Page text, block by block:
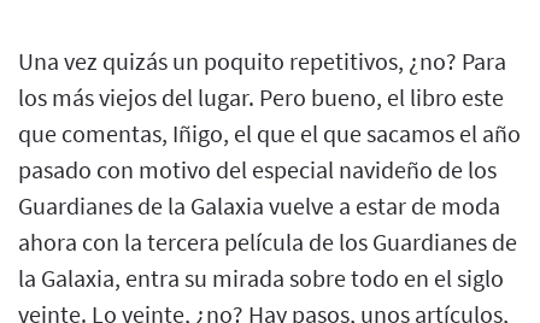
Una vez quizás un poquito repetitivos, ¿no? Para
los más viejos del lugar. Pero bueno, el libro este
que comentas, Iñigo, el que el que sacamos el año
pasado con motivo del especial navideño de los
Guardianes de la Galaxia vuelve a estar de moda
ahora con la tercera película de los Guardianes de
la Galaxia, entra su mirada sobre todo en el siglo
veinte. Lo veinte, ¿no? Hay pasos, unos artículos,